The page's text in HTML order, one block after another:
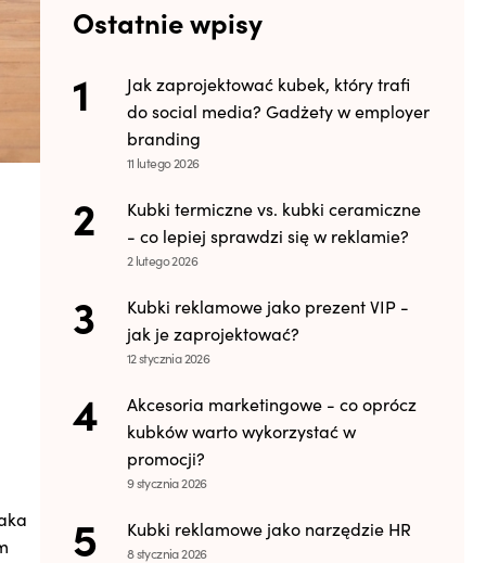
Ostatnie wpisy
Jak zaprojektować kubek, który trafi
do social media? Gadżety w employer
branding
11 lutego 2026
Kubki termiczne vs. kubki ceramiczne
- co lepiej sprawdzi się w reklamie?
2 lutego 2026
Kubki reklamowe jako prezent VIP -
jak je zaprojektować?
12 stycznia 2026
Akcesoria marketingowe - co oprócz
kubków warto wykorzystać w
promocji?
9 stycznia 2026
Kubki reklamowe jako narzędzie HR
8 stycznia 2026